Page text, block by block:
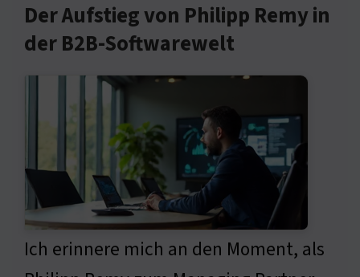
Der Aufstieg von Philipp Remy in
der B2B-Softwarewelt
Ich erinnere mich an den Moment, als